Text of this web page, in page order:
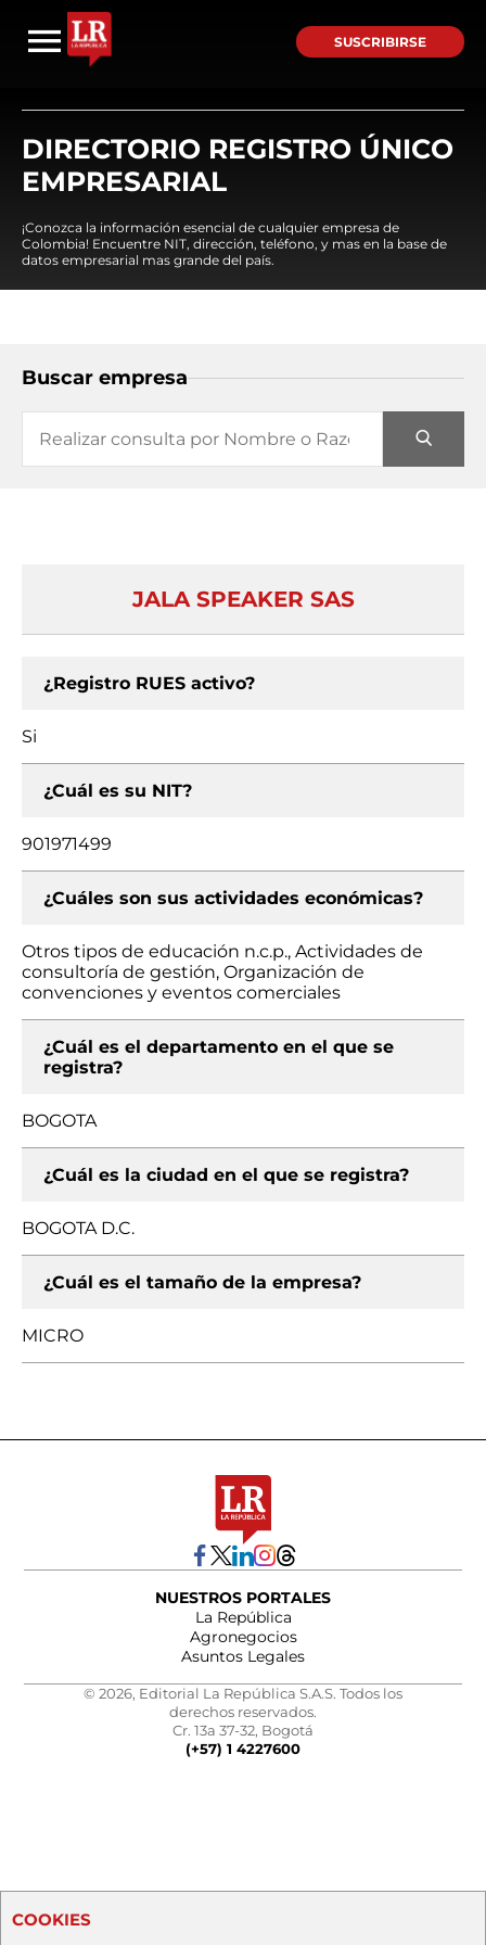
SUSCRIBIRSE
DIRECTORIO REGISTRO ÚNICO
EMPRESARIAL
¡Conozca la información esencial de cualquier empresa de
Colombia! Encuentre NIT, dirección, teléfono, y mas en la base de
datos empresarial mas grande del país.
Buscar empresa
JALA SPEAKER SAS
¿Registro RUES activo?
Si
¿Cuál es su NIT?
901971499
¿Cuáles son sus actividades económicas?
Otros tipos de educación n.c.p., Actividades de
consultoría de gestión, Organización de
convenciones y eventos comerciales
¿Cuál es el departamento en el que se
registra?
BOGOTA
¿Cuál es la ciudad en el que se registra?
BOGOTA D.C.
¿Cuál es el tamaño de la empresa?
MICRO
NUESTROS PORTALES
La República
Agronegocios
Asuntos Legales
© 2026, Editorial La República S.A.S. Todos los
derechos reservados.
Cr. 13a 37-32, Bogotá
(+57) 1 4227600
COOKIES